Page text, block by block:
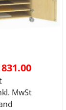
831.00
MwSt